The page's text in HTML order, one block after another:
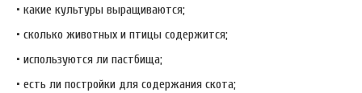
• какие культуры выращиваются;
• сколько животных и птицы содержится;
• используются ли пастбища;
• есть ли постройки для содержания скота;